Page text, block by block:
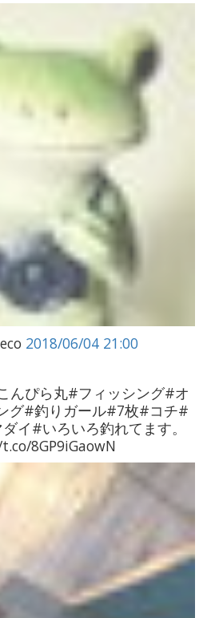
2018/06/04 21:00
んぴら丸#フィッシング#オ
グ#釣りガール#7枚#コチ#
イ#いろいろ釣れてます。
8GP9iGaowN